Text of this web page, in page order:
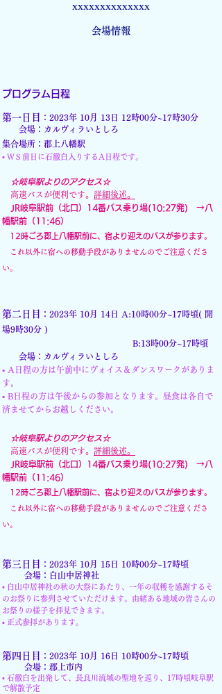
xxxxxxxxxxxxxx
会場情報​
プログラム日程
第一日目 ：2023年 10月 13日 12時00分~17時30分
会場： カルヴィラいとしろ
集合場所：郡上八幡駅
▪︎ ＷＳ前 日に石徹白入りす るA日程です。
☆岐阜駅よりのアクセス☆
高速バスが便利です。 詳細後述。
JR岐阜駅前（北口）14番バス乗り場(10:27発) →八
幡駅前（11:46）
12時ごろ郡上八幡駅前に、宿より迎えのバスが参ります。
これ以外に宿への移動手段があ りませんのでご注意 くださ
い。
第二日目 ： 2023年 10月 14日 A:10時00分~17時頃( 開
場9時30分 )
B:13時00分~17時頃
会場： カルヴィラいとしろ
▪︎ A日程の方は午前中 にヴォイス＆ダンスワークがありま
す。
▪︎ B日程の方は午後からの参加となります。昼食は各自で
済ませてからお越しください。
☆岐阜駅よりのアクセス☆
高速バスが便利です。 詳細後述。
JR岐阜駅前（北口）14番バス乗り場(10:27発) →八
幡駅前（11:46）
12時ごろ郡上八幡駅前に、宿より迎えのバスが参ります。
これ以外に宿への移動手段がありませんのでご注意 くださ
い。
第三日目
：2023年 10月 15日 10時00分~17時頃
会場：白山中居神社
▪︎ 白山中居神社の秋の大祭にあたり、一年の収穫を感謝するそ
のお祭りに参列させていただけます。 由緒ある地域の皆さんの
お祭りの様子を拝見できます。
▪︎ 正式参拝があります。
第四日目 ：2023年 10月 16日 10時00分~17時頃
会場：郡上市内
▪︎ 石徹白を出発して、長良川流域の聖地を巡り、17時頃岐阜駅
で解散予定